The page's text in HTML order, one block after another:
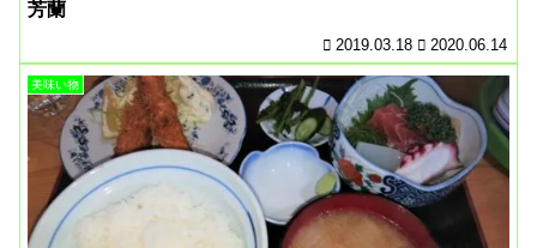
芳蘭
2019.03.18 2020.06.14
美味い物